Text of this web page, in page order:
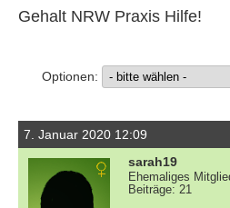
Gehalt NRW Praxis Hilfe!
Optionen:
7. Januar 2020 12:09
sarah19
Ehemaliges
Beiträge: 21